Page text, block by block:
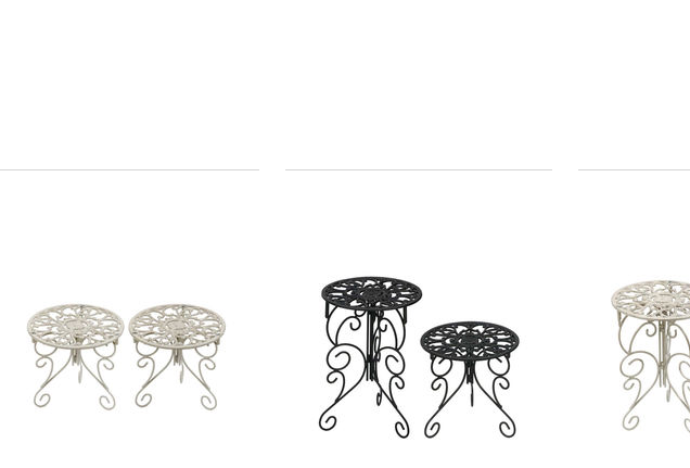
本気プライス
【ガムテープ】ア
スクル 現場のチ
￥386~ （税込）
ペーパータオル
中判 再生紙
100％ 200枚
FSC認証 シング
本気プライス
アスクル はたら
く ふせん 付箋
（税込）